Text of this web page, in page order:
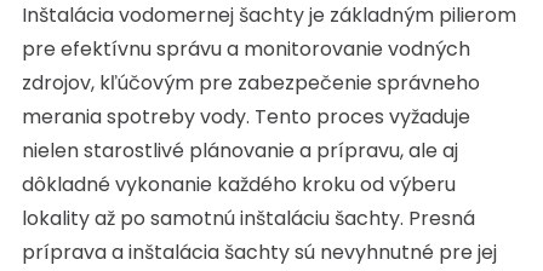
Inštalácia vodomernej šachty je základným pilierom
pre efektívnu správu a monitorovanie vodných
zdrojov, kľúčovým pre zabezpečenie správneho
merania spotreby vody. Tento proces vyžaduje
nielen starostlivé plánovanie a prípravu, ale aj
dôkladné vykonanie každého kroku od výberu
lokality až po samotnú inštaláciu šachty. Presná
príprava a inštalácia šachty sú nevyhnutné pre jej